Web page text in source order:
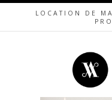
LOCATION DE